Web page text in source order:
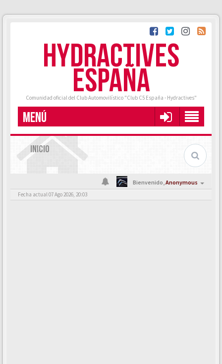
HYDRACTIVES
ESPAÑA
Comunidad oficial del Club Automovilístico "Club C5 España - Hydractives"
MENÚ
INICIO
Bienvenido,Anonymous
Fecha actual 07 Ago 2026, 20:03